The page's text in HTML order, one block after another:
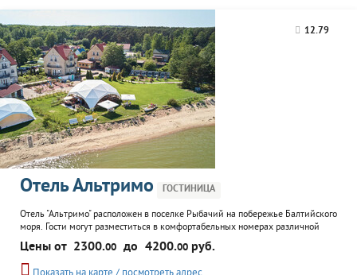
оборудованным конференц-
12.79
Отель Альтримо ГОСТИНИЦА
Отель "Альтримо" расположен в поселке Рыбачий на побережье Балтийского
моря. Гости могут разместиться в комфортабельных номерах различной
категории. К услугам гостей работает ресторан локальной кухни, где можно
попробовать блюда из местных продуктов и улова. Гостям предоставляется
завтрак "Шведский стол". На территории отеля находятся бассейн,
Цены от 2300.00 до 4200.00 руб.